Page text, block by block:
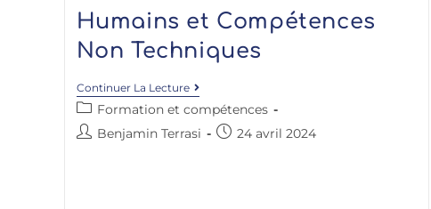
Humains et Compétences
Non Techniques
Continuer La Lecture
Formation et compétences
Benjamin Terrasi
24 avril 2024